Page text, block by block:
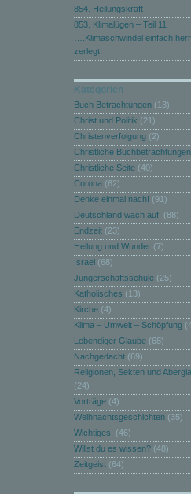
854. Heilungskraft
853. Klimalügen – Teil 11
….Klimaschwindel einfach
zerlegt!
Kategorien
Buch Betrachtungen (13)
Christ und Politik (21)
Christenverfolgung (2)
Christliche Buchbetrachtungen
Christliche Seite (40)
Corona (62)
Denke einmal nach! (91)
Deutschland wach auf! (88)
Endzeit (23)
Heilung und Wunder (7)
Israel (68)
Jüngerschaftsschule (25)
Katholisches (13)
Kirche (4)
Klima – Umwelt – Schöpfung
Lebendiger Glaube (68)
Nachgedacht (69)
Religionen, Sekten und
(24)
Vorträge (4)
Weihnachtsgeschichten (35)
Wichtiges! (46)
Willst du es wissen? (48)
Zeitgeist (64)